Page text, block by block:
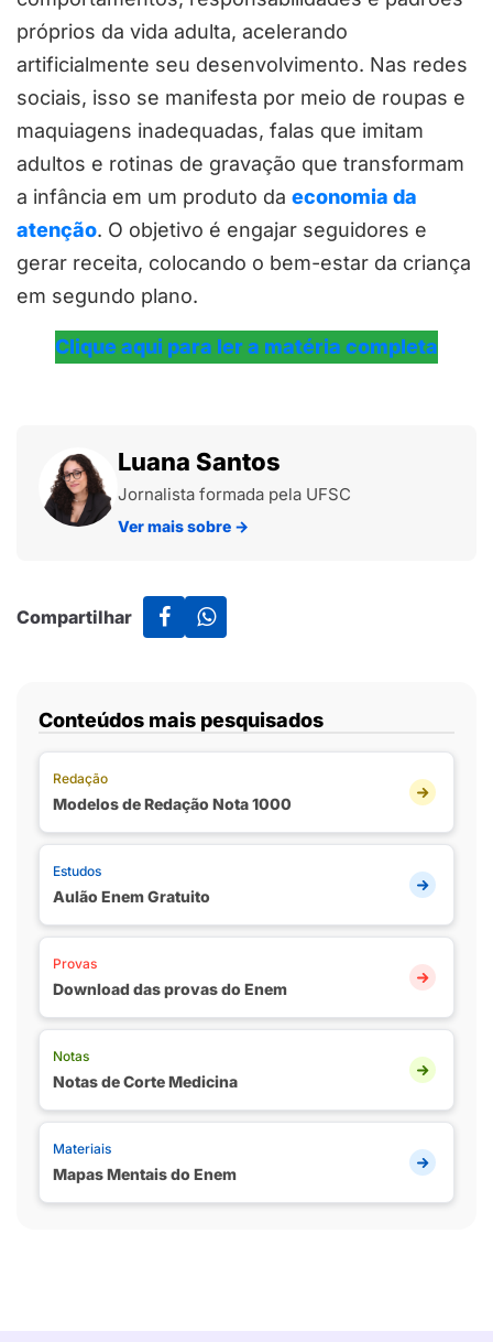
próprios da vida adulta, acelerando
artificialmente seu desenvolvimento. Nas redes
sociais, isso se manifesta por meio de roupas e
maquiagens inadequadas, falas que imitam
adultos e rotinas de gravação que transformam
a infância em um produto da economia da
atenção. O objetivo é engajar seguidores e
gerar receita, colocando o bem-estar da criança
em segundo plano.
Clique aqui para ler a matéria completa
Luana Santos
Jornalista formada pela UFSC
Ver mais sobre →
Compartilhar
Conteúdos mais pesquisados
Redação
Modelos de Redação Nota 1000
Estudos
Aulão Enem Gratuito
Provas
Download das provas do Enem
Notas
Notas de Corte Medicina
Materiais
Mapas Mentais do Enem